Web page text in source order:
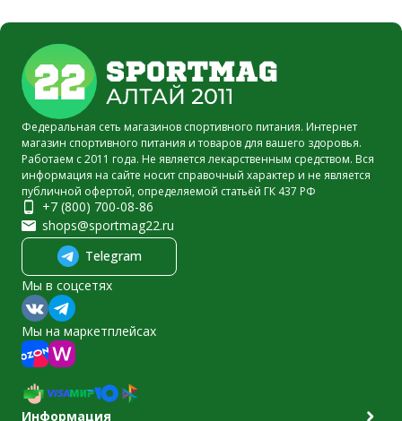
Федеральная сеть магазинов спортивного питания. Интернет
магазин спортивного питания и товаров для вашего здоровья.
Работаем с 2011 года. Не является лекарственным средством. Вся
информация на сайте носит справочный характер и не является
публичной офертой, определяемой статьёй ГК 437 РФ
+7 (800) 700-08-86
shops@sportmag22.ru
Telegram
Мы в соцсетях
Мы на маркетплейсах
Информация